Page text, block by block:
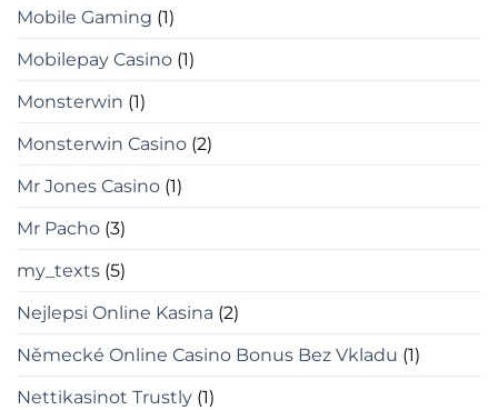
Mobile Gaming (1)
Mobilepay Casino (1)
Monsterwin (1)
Monsterwin Casino (2)
Mr Jones Casino (1)
Mr Pacho (3)
my_texts (5)
Nejlepsi Online Kasina (2)
Německé Online Casino Bonus Bez Vkladu (1)
Nettikasinot Trustly (1)